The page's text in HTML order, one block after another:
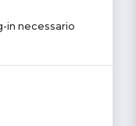
in necessario